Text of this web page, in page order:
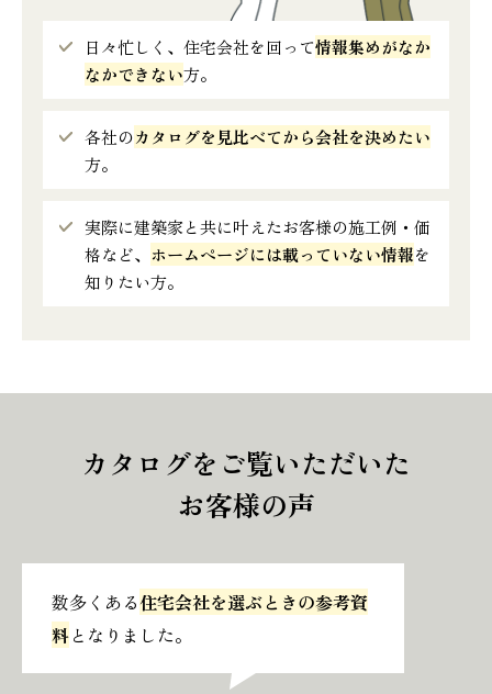
日々忙しく、住宅会社を回って情報集めがなか
なかできない方。
各社のカタログを見比べてから会社を決めたい
方。
実際に建築家と共に叶えたお客様の施工例・価
格など、 ホームページには載っていない情報を
知りたい方。
カタログをご覧いただいた
お客様の声
数多くある住宅会社を選ぶときの参考資
料となりました。